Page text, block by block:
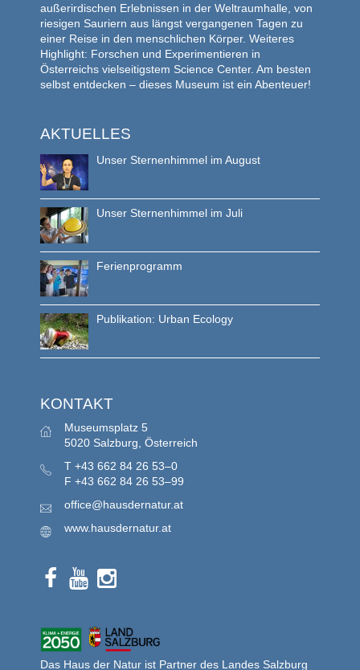
außerirdischen Erlebnissen in der Weltraumhalle, von
riesigen Sauriern aus längst vergangenen Tagen zu
einer Reise in den menschlichen Körper. Weiteres
Highlight: Forschen und Experimentieren in
Österreichs vielseitigstem Science Center. Am besten
selbst entdecken – dieses Museum ist ein Abenteuer!
AKTUELLES
Unser Sternenhimmel im August
Unser Sternenhimmel im Juli
Ferienprogramm
Publikation: Urban Ecology
KONTAKT
Museumsplatz 5
5020 Salzburg, Österreich
T +43 662 84 26 53–0
F +43 662 84 26 53–99
office@hausdernatur.at
www.hausdernatur.at
Das Haus der Natur ist Partner des Landes Salzburg